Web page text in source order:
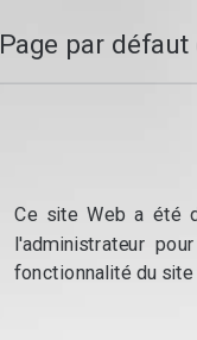
Page par
Ce site Web a été
l'administrateur
fonctionnalité du site